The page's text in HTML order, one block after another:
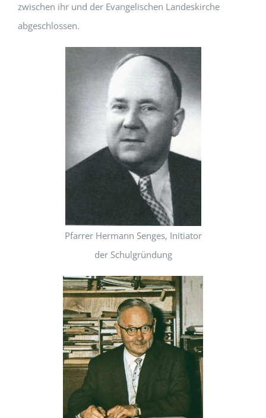
zwischen ihr und der Evangelischen Landeskirche
abgeschlossen.
Pfarrer Hermann Senges, Initiator
der Schulgründung